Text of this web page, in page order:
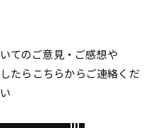
てのご意見・ご感想や
たらこちらからご連絡くだ